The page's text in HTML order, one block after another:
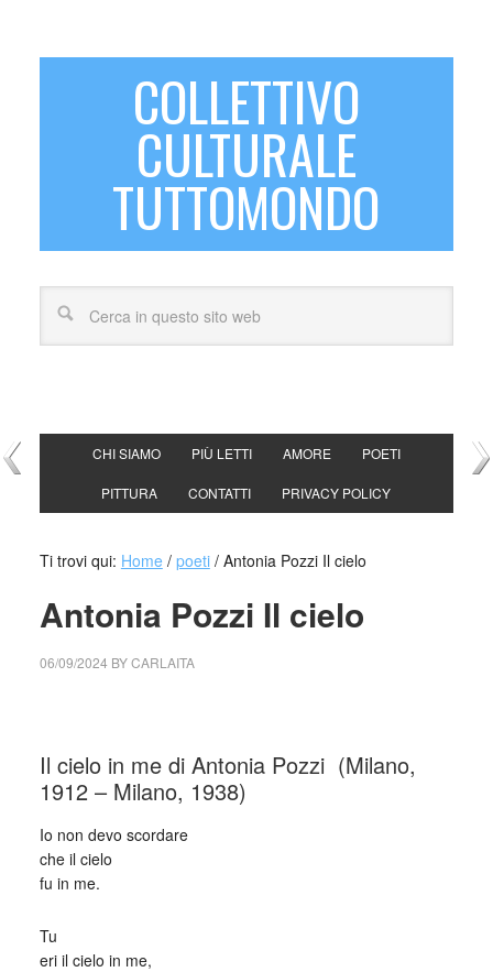
COLLETTIVO
CULTURALE
TUTTOMONDO
CHI SIAMO PIÙ LETTI AMORE POETI
PITTURA CONTATTI PRIVACY POLICY
Ti trovi qui: Home / poeti /Antonia Pozzi Il cielo
Antonia Pozzi Il cielo
06/09/2024 BYCARLAITA
Il cielo in me di Antonia Pozzi (Milano,
1912 – Milano, 1938)
Io non devo scordare
che il cielo
fu in me.
Tu
eri il cielo in me,